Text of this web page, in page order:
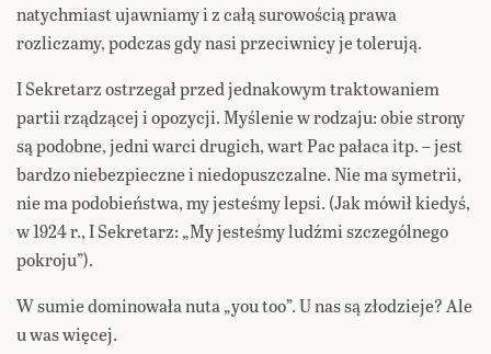
natychmiast ujawniamy i z całą surowością prawa
rozliczamy, podczas gdy nasi przeciwnicy je tolerują.
I Sekretarz ostrzegał przed jednakowym traktowaniem
partii rządzącej i opozycji. Myślenie w rodzaju: obie strony
są podobne, jedni warci drugich, wart Pac pałaca itp. – jest
bardzo niebezpieczne i niedopuszczalne. Nie ma symetrii,
nie ma podobieństwa, my jesteśmy lepsi. (Jak mówił kiedyś,
w 1924 r., I Sekretarz: „My jesteśmy ludźmi szczególnego
pokroju”).
W sumie dominowała nuta „you too”. U nas są złodzieje? Ale
u was więcej.